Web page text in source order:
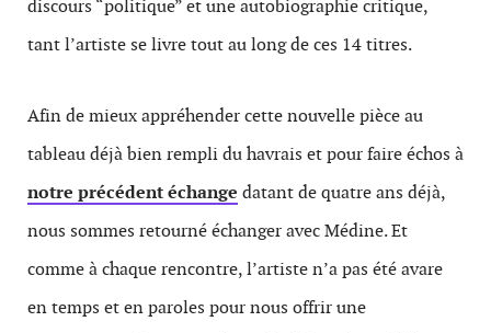
discours “politique” et une autobiographie critique,
tant l’artiste se livre tout au long de ces 14 titres.
Afin de mieux appréhender cette nouvelle pièce au
tableau déjà bien rempli du havrais et pour faire échos à
notre précédent échange datant de quatre ans déjà,
nous sommes retourné échanger avec Médine. Et
comme à chaque rencontre, l’artiste n’a pas été avare
en temps et en paroles pour nous offrir une